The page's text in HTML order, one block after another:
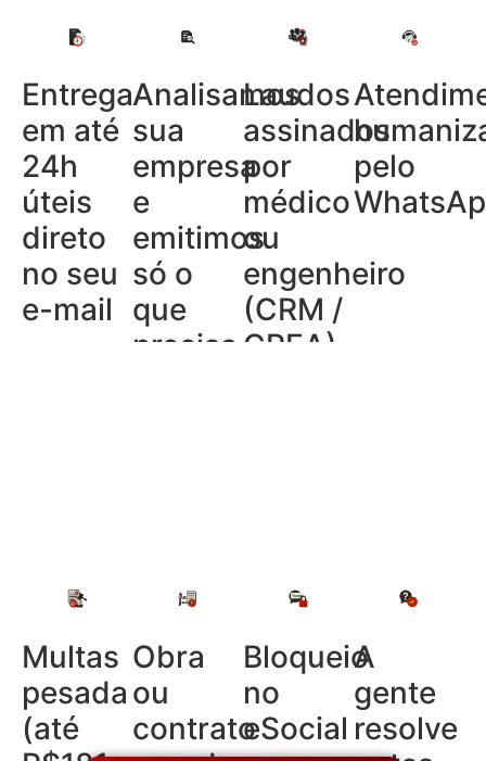
Entrega
em até
24h
úteis
direto
no seu
e-mail
Analisamos
sua
empresa
e
emitimos
só o
que
precisa
Laudos
assinados
por
médico
ou
engenheiro
(CRM /
CREA)
pelo
Multas
pesada
(até
Obra
ou
contrato
Bloqueio
no
eSocial
A
gente
resolve